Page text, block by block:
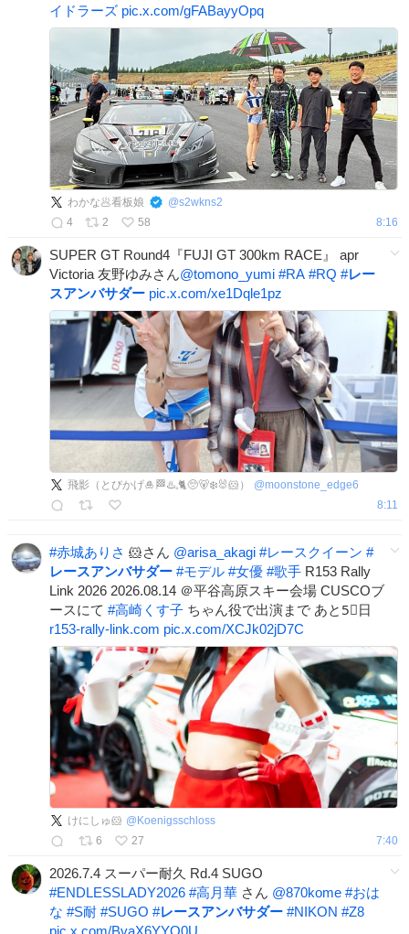
イドラーズ pic.x.com/gFABayyOpq
わかな🥟看板娘 @s2wkns2
4
2 58 8:16
SUPER GT Round4『FUJI GT 300km RACE』 apr
Victoria 友野ゆみさん@tomono_yumi #RA #RQ #レー
スアンバサダー pic.x.com/xe1Dqle1pz
飛影（とびかげ🎍🏁♨️𓈒🐈🥺🐻‍❄️🐰🐹） @moonstone_edge6
8:11
#赤城ありさ 🐹さん @arisa_akagi #レースクイーン #
レースアンバサダー #モデル #女優 #歌手 R153 Rally
Link 2026 2026.08.14 ＠平谷高原スキー会場 CUSCOブ
ースにて #高崎くす子 ちゃん役で出演まで あと5⃣日
r153-rally-link.com pic.x.com/XCJk02jD7C
けにしゅ🐹 @ Koenigsschloss
6
27 7:40
2026.7.4 スーパー耐久 Rd.4 SUGO
#ENDLESSLADY2026 #高月華 さん @870kome #おは
な #S耐 #SUGO #レースアンバサダー #NIKON #Z8
pic.x.com/BvaX6YYQ0U